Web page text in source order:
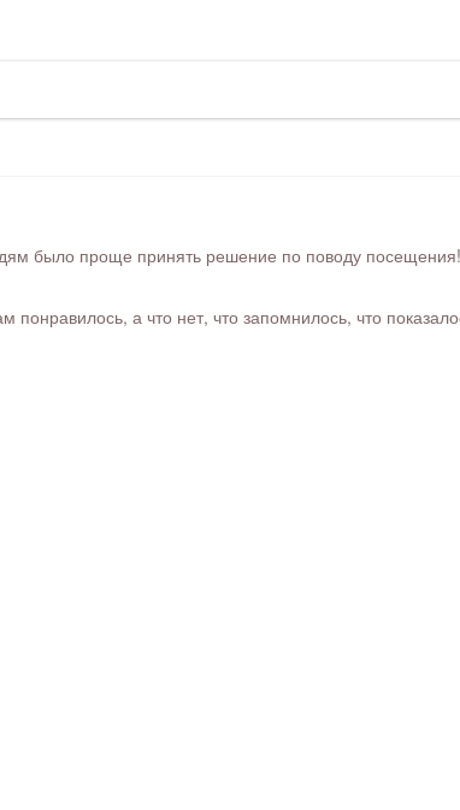
было проще принять решение по поводу посещения!
а что нет, что запомнилось, что